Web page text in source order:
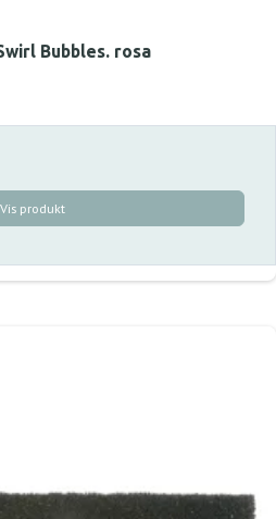
Bubbles. rosa
Vis produkt